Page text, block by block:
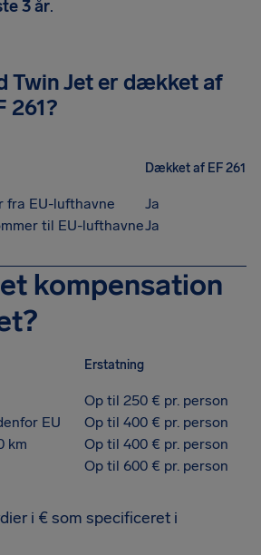
3 år.
Twin Jet er dækket af
261?
Dækket af EF 261
fra EU-lufthavne
Ja
til EU-lufthavneJa
kompensation
Erstatning
Op til 250 € pr. person
EU
Op til 400 € pr. person
km
Op til 400 € pr. person
Op til 600 € pr. person
i € som specificeret i